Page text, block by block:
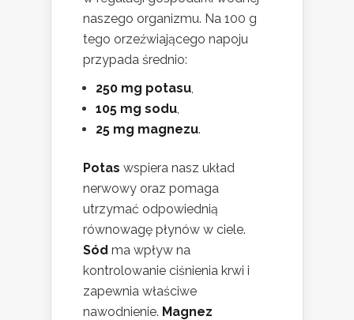
naszego organizmu. Na 100 g
tego orzeźwiającego napoju
przypada średnio:
250 mg potasu
105 mg sodu
25 mg magnezu.
Potas wspiera nasz układ
nerwowy oraz pomaga
utrzymać odpowiednią
równowagę płynów w ciele.
Sód ma wpływ na
kontrolowanie ciśnienia krwi i
zapewnia właściwe
nawodnienie. Magnez